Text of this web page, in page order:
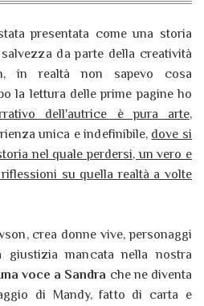
presentata come una storia
da parte della creatività
in realtà non sapevo cosa
la lettura delle prime pagine ho
dell'autrice è pura arte,
unica e indefinibile, dove si
nel quale perdersi, un vero e
su quella realtà a volte
crea donne vive, personaggi
giustizia mancata nella nostra
voce a Sandra che ne diventa
di Mandy, fatto di carta e